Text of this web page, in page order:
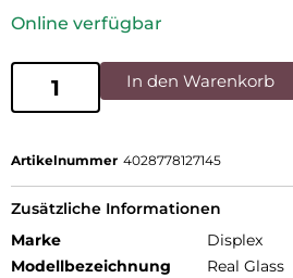
Online verfügbar
In den Warenkorb
Artikelnummer 4028778127145
Zusätzliche Informationen
Marke
Displex
Modellbezeichnung
Real Glass